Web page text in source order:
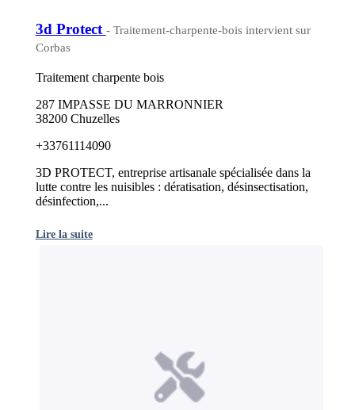
3d Protect - Traitement-charpente-bois intervient sur
Corbas
Traitement charpente bois
287 IMPASSE DU MARRONNIER
38200 Chuzelles
+33761114090
3D PROTECT, entreprise artisanale spécialisée dans la
lutte contre les nuisibles : dératisation, désinsectisation,
désinfection,...
Lire la suite